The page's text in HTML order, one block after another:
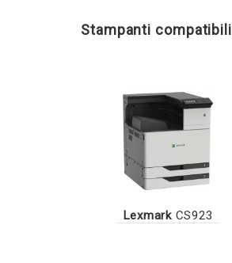
Stampanti compatibili
LexmarkCS923